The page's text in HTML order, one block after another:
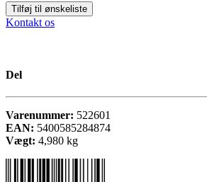
Tilføj til ønskeliste
Kontakt os
Del
Varenummer: 522601
EAN: 5400585284874
Vægt: 4,980 kg